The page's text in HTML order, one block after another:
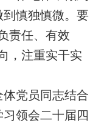
慎独慎微。要
责任、有效
，注重实干实
党员同志结合
领会二十届四